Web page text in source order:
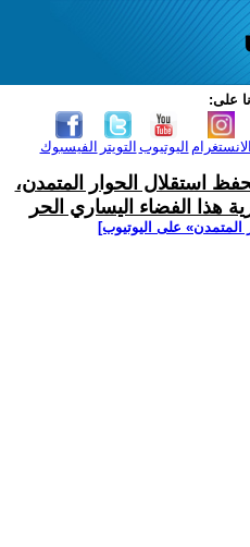
على:
الفيسبوك التويتر اليوتيوب الانستغرام
استقلال الحوار المتمدن،
هذا الفضاء اليساري الحر
المتمدن» على اليوتيوب]